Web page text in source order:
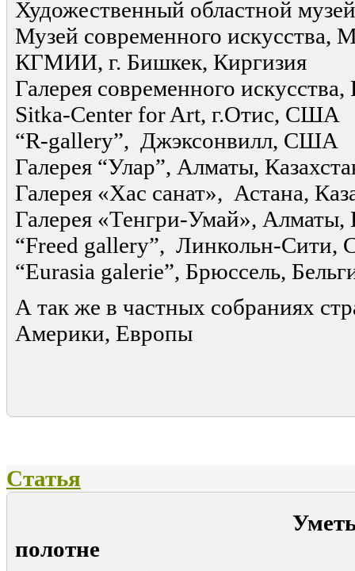
Художественный областной
Музей современного искусства,
КГМИИ, г. Бишкек, Киргизия
Галерея современного
Sitka-Center for Art, г.Отис, США
“R-gallery”, Джэксонвилл, США
Галерея “Улар”, Алматы,
Галерея «Хас санат», Астана,
Галерея «Тенгри-Умай», Алматы,
“Freed gallery”, Линкольн-
“Eurasia galerie”, Брюссель,
А так же в частных собраниях
Америки, Европы
Статья
Уметь
полотне